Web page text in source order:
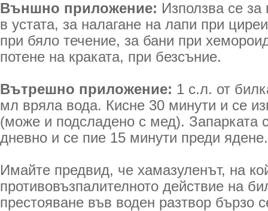
Външно приложение: Използва се за
в устата, за налагане на лапи при
при бяло течение, за бани при
потене на краката, при безсъние.
Вътрешно приложение: 1 с.л. от
мл вряла вода. Кисне 30 минути и се
(може и подсладено с мед). Запарката
дневно и се пие 15 минути преди ядене.
Имайте предвид, че хамазуленът, на
противовъзпалителното действие на
престояване във воден разтвор бързо